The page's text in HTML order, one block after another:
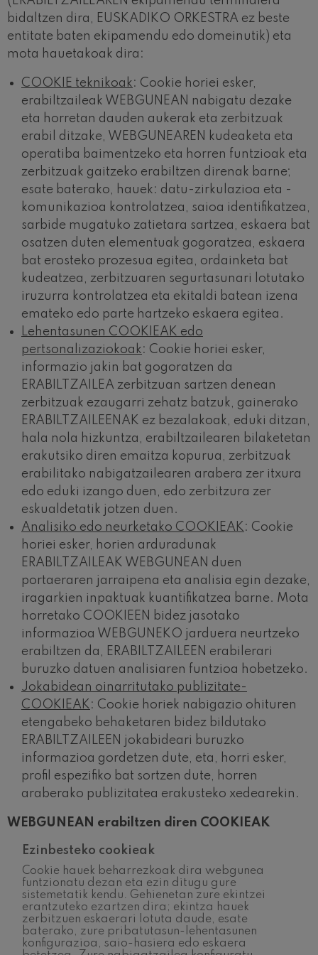
bidaltzen dira, EUSKADIKO ORKESTRA ez beste
entitate baten ekipamendu edo domeinutik) eta
mota hauetakoak dira:
COOKIE teknikoak: Cookie horiei esker,
erabiltzaileak WEBGUNEAN nabigatu dezake
eta horretan dauden aukerak eta zerbitzuak
erabil ditzake, WEBGUNEAREN kudeaketa eta
operatiba baimentzeko eta horren funtzioak eta
zerbitzuak gaitzeko erabiltzen direnak barne;
esate baterako, hauek: datu-zirkulazioa eta -
komunikazioa kontrolatzea, saioa identifikatzea,
sarbide mugatuko zatietara sartzea, eskaera bat
osatzen duten elementuak gogoratzea, eskaera
bat erosteko prozesua egitea, ordainketa bat
kudeatzea, zerbitzuaren segurtasunari lotutako
iruzurra kontrolatzea eta ekitaldi batean izena
emateko edo parte hartzeko eskaera egitea.
Lehentasunen COOKIEAK edo
pertsonalizaziokoak: Cookie horiei esker,
informazio jakin bat gogoratzen da
ERABILTZAILEA zerbitzuan sartzen denean
zerbitzuak ezaugarri zehatz batzuk, gainerako
ERABILTZAILEENAK ez bezalakoak, eduki ditzan,
hala nola hizkuntza, erabiltzailearen bilaketetan
erakutsiko diren emaitza kopurua, zerbitzuak
erabilitako nabigatzailearen arabera zer itxura
edo eduki izango duen, edo zerbitzura zer
eskualdetatik jotzen duen.
Analisiko edo neurketako COOKIEAK: Cookie
horiei esker, horien arduradunak
ERABILTZAILEAK WEBGUNEAN duen
portaeraren jarraipena eta analisia egin dezake,
iragarkien inpaktuak kuantifikatzea barne. Mota
horretako COOKIEEN bidez jasotako
informazioa WEBGUNEKO jarduera neurtzeko
erabiltzen da, ERABILTZAILEEN erabilerari
buruzko datuen analisiaren funtzioa hobetzeko.
Jokabidean oinarritutako publizitate-
COOKIEAK: Cookie horiek nabigazio ohituren
etengabeko behaketaren bidez bildutako
ERABILTZAILEEN jokabideari buruzko
informazioa gordetzen dute, eta, horri esker,
profil espezifiko bat sortzen dute, horren
araberako publizitatea erakusteko xedearekin.
WEBGUNEAN erabiltzen diren COOKIEAK
Ezinbesteko cookieak
Cookie hauek beharrezkoak dira webgunea
funtzionatu dezan eta ezin ditugu gure
sistemetatik kendu. Gehienetan zure ekintzei
erantzuteko ezartzen dira; ekintza hauek
zerbitzuen eskaerari lotuta daude, esate
baterako, zure pribatutasun-lehentasunen
konfigurazioa, saio-hasiera edo eskaera